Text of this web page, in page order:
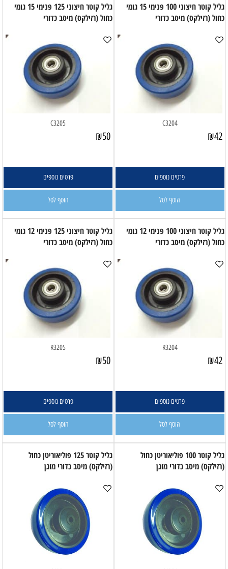
גליל קוטר חיצוני 100 פנימי 15 גומי
כחול (רזילקס) מיסב כדורי
C3204
₪42
פרטים נוספים
הוסף לסל
גליל קוטר חיצוני 125 פנימי 15 גומי
כחול (רזילקס) מיסב כדורי
C3205
₪50
פרטים נוספים
הוסף לסל
גליל קוטר חיצוני 100 פנימי 12 גומי
כחול (רזילקס) מיסב כדורי
R3204
₪42
פרטים נוספים
הוסף לסל
גליל קוטר חיצוני 125 פנימי 12 גומי
כחול (רזילקס) מיסב כדורי
R3205
₪50
פרטים נוספים
הוסף לסל
גליל קוטר 100 פוליאוריטן כחול
(רזילקס) מיסב כדורי מוגן
גליל קוטר 125 פוליאוריטן כחול
(רזילקס) מיסב כדורי מוגן